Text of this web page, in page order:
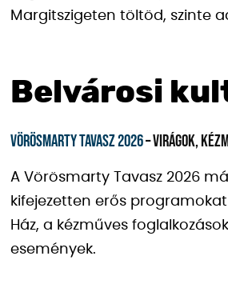
Margitszigeten töltöd, szinte
Belvárosi
Vörösmarty Tavasz 2026– virágok,
A Vörösmarty Tavasz 2026
kifejezetten erős
Ház, a kézműves
események.